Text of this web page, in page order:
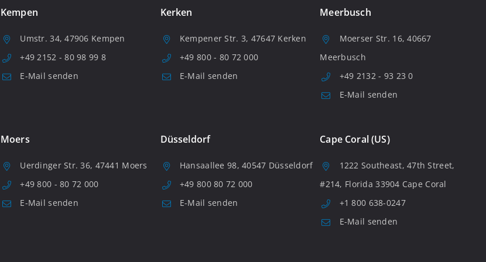
Kempen
Umstr. 34, 47906 Kempen
+49 2152 - 80 98 99 8
E-Mail senden
Kerken
Kempener Str. 3, 47647 Kerken
+49 800 - 80 72 000
E-Mail senden
Meerbusch
Moerser Str. 16, 40667
Meerbusch
+49 2132 - 93 23 0
E-Mail senden
Moers
Uerdinger Str. 36, 47441 Moers
+49 800 - 80 72 000
E-Mail senden
Düsseldorf
Hansaallee 98, 40547 Düsseldorf
+49 800 80 72 000
E-Mail senden
Cape Coral (US)
1222 Southeast, 47th Street,
#214, Florida 33904 Cape Coral
+1 800 638-0247
E-Mail senden